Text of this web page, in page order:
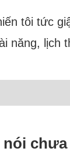
tôi tức
năng,